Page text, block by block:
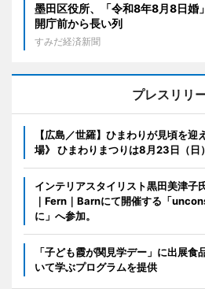
墨田区役所、「令和8年8月8日
開庁前から長い列
すみだ経済新聞
プレスリリ
【広島／世羅】ひまわりが見頃を迎
場》 ひまわりまつりは8月23日（日
インテリアスタイリスト黒田美津
｜Fern｜Barnにて開催する「
に」へ参加。
「子ども霞が関見学デー」に出展
いて学ぶプログラムを提供